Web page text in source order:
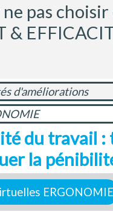
pas
&
d'améliorations
du travail
la
ERGONOMIE